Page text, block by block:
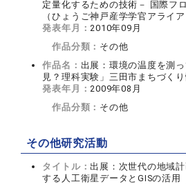
定量化するための技術－ 国際フ
（ひょうご神戸産学学官アライア
発表年月：2010年09月
作品分類： その他
作品名： 出展：環境の温度を測
見？理科実験」三田市まちづく
発表年月：2009年08月
作品分類： その他
その他研究活動
タイトル：出展：次世代の地域
する人工衛星データとGISの活